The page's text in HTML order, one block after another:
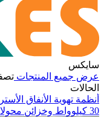
سايكس
عرض جميع المنتجات
الحالات
أنظمة تهوية الأنفاق
30 كيلوواط وخزائن محولات التردد Lenze لمراوح النفاثة